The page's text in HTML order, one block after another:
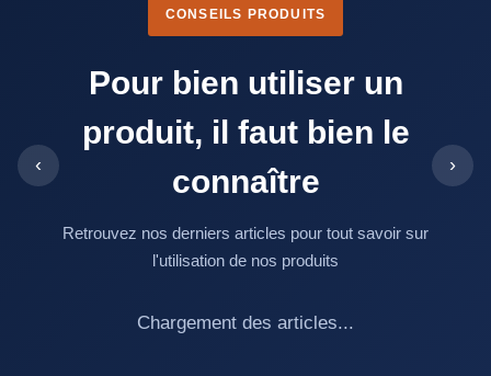
CONSEILS PRODUITS
Pour bien utiliser un
produit, il faut bien le
connaître
Retrouvez nos derniers articles pour tout savoir sur
l'utilisation de nos produits
Chargement des articles...
‹ ›